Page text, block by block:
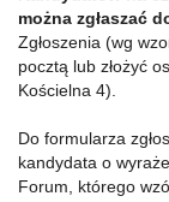
można zgłaszać
Zgłoszenia (wg
pocztą lub złożyć
Kościelna 4).
Do formularza
kandydata o
Forum, którego